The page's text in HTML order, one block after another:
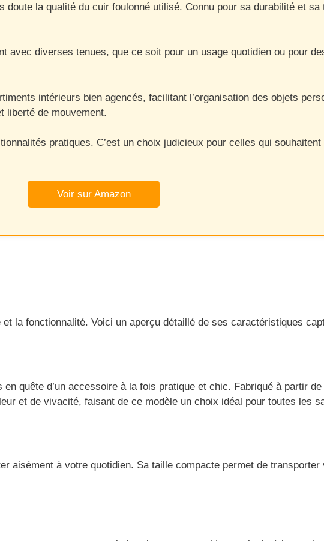
la qualité du cuir foulonné utilisé. Connu pour sa durabilité et
diverses tenues, que ce soit pour un usage quotidien ou pour
intérieurs bien agencés, facilitant l’organisation des objets
liberté de mouvement.
pratiques. C’est un choix judicieux pour celles qui
Voir sur Amazon
la fonctionnalité. Voici un aperçu détaillé de ses caractéristiques
quête d’un accessoire à la fois pratique et chic. Fabriqué à partir
et de vivacité, faisant de ce modèle un choix idéal pour toutes les
aisément à votre quotidien. Sa taille compacte permet de